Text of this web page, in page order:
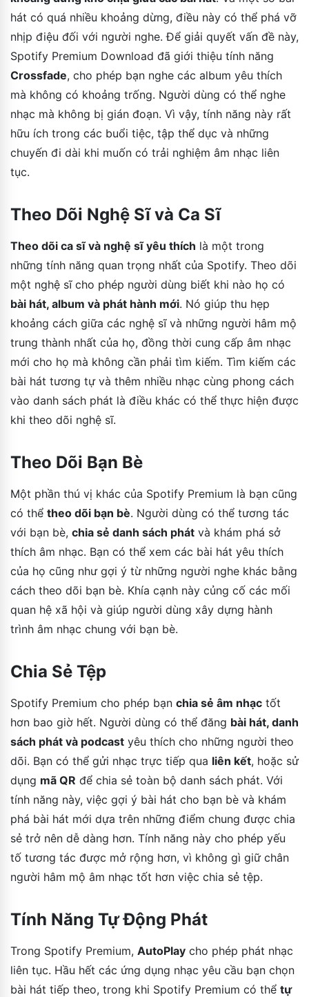
hát có quá nhiều khoảng dừng, điều này có thể phá vỡ
nhịp điệu đối với người nghe. Để giải quyết vấn đề này,
Spotify Premium Download đã giới thiệu tính năng
Crossfade, cho phép bạn nghe các album yêu thích
mà không có khoảng trống. Người dùng có thể nghe
nhạc mà không bị gián đoạn. Vì vậy, tính năng này rất
hữu ích trong các buổi tiệc, tập thể dục và những
chuyến đi dài khi muốn có trải nghiệm âm nhạc liên
tục.
Theo Dõi Nghệ Sĩ và Ca Sĩ
Theo dõi ca sĩ và nghệ sĩ yêu thích là một trong
những tính năng quan trọng nhất của Spotify. Theo dõi
một nghệ sĩ cho phép người dùng biết khi nào họ có
bài hát, album và phát hành mới. Nó giúp thu hẹp
khoảng cách giữa các nghệ sĩ và những người hâm mộ
trung thành nhất của họ, đồng thời cung cấp âm nhạc
mới cho họ mà không cần phải tìm kiếm. Tìm kiếm các
bài hát tương tự và thêm nhiều nhạc cùng phong cách
vào danh sách phát là điều khác có thể thực hiện được
khi theo dõi nghệ sĩ.
Theo Dõi Bạn Bè
Một phần thú vị khác của Spotify Premium là bạn cũng
có thể theo dõi bạn bè. Người dùng có thể tương tác
với bạn bè, chia sẻ danh sách phát và khám phá sở
thích âm nhạc. Bạn có thể xem các bài hát yêu thích
của họ cũng như gợi ý từ những người nghe khác bằng
cách theo dõi bạn bè. Khía cạnh này củng cố các mối
quan hệ xã hội và giúp người dùng xây dựng hành
trình âm nhạc chung với bạn bè.
Chia Sẻ Tệp
Spotify Premium cho phép bạn chia sẻ âm nhạc tốt
hơn bao giờ hết. Người dùng có thể đăng bài hát, danh
sách phát và podcast yêu thích cho những người theo
dõi. Bạn có thể gửi nhạc trực tiếp qua liên kết, hoặc sử
dụng mã QR để chia sẻ toàn bộ danh sách phát. Với
tính năng này, việc gợi ý bài hát cho bạn bè và khám
phá bài hát mới dựa trên những điểm chung được chia
sẻ trở nên dễ dàng hơn. Tính năng này cho phép yếu
tố tương tác được mở rộng hơn, vì không gì giữ chân
người hâm mộ âm nhạc tốt hơn việc chia sẻ tệp.
Tính Năng Tự Động Phát
Trong Spotify Premium, AutoPlay cho phép phát nhạc
liên tục. Hầu hết các ứng dụng nhạc yêu cầu bạn chọn
bài hát tiếp theo, trong khi Spotify Premium có thể tự